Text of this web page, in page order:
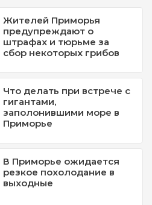
Жителей Приморья
предупреждают о
штрафах и тюрьме за
сбор некоторых грибов
Что делать при встрече с
гигантами,
заполонившими море в
Приморье
В Приморье ожидается
резкое похолодание в
выходные